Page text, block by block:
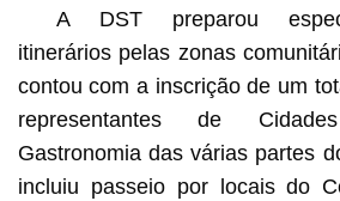
A DST preparou
itinerários pelas zonas
contou com a inscrição de um
representantes de
Gastronomia das várias partes
incluiu passeio por locais do